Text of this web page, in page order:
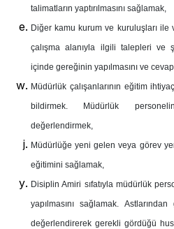
talimatların yaptırılmasını sağlamak,
Diğer kamu kurum ve kuruluşları
çalışma alanıyla ilgili talepleri ve
içinde gereğinin yapılmasını ve
Müdürlük çalışanlarının eğitim
bildirmek. Müdürlük
değerlendirmek,
Müdürlüğe yeni gelen veya görev
eğitimini sağlamak,
Disiplin Amiri sıfatıyla müdürlük
yapılmasını sağlamak.
değerlendirerek gerekli gördüğü